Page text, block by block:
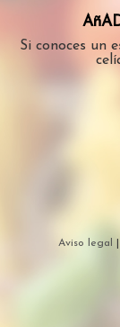
Si conoces un
Aviso legal